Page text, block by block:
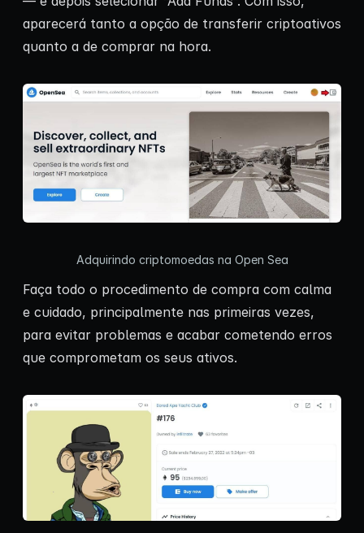
aparecerá tanto a opção de transferir criptoativos
quanto a de comprar na hora.
Adquirindo criptomoedas na Open Sea
Faça todo o procedimento de compra com calma
e cuidado, principalmente nas primeiras vezes,
para evitar problemas e acabar cometendo erros
que comprometam os seus ativos.